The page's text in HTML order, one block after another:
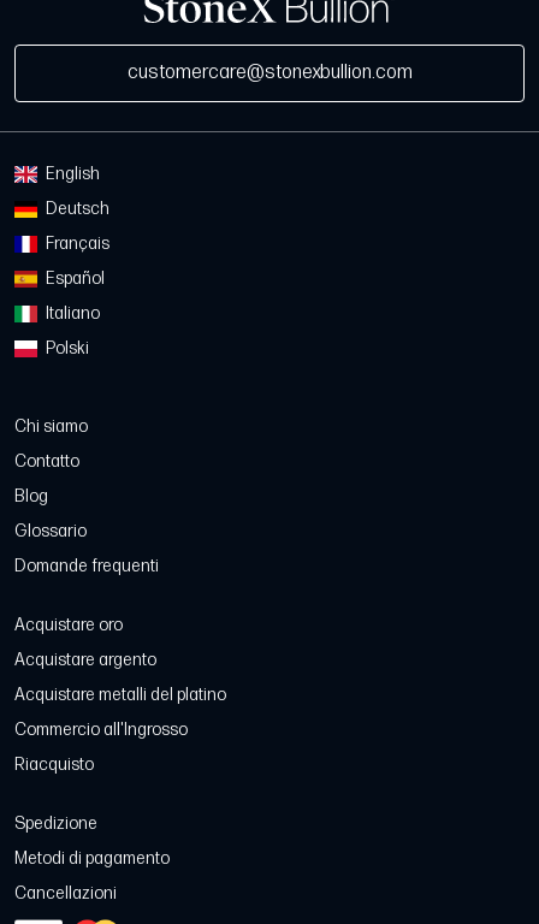
customercare@stonexbullion.com
English
Deutsch
Français
Español
Italiano
Polski
Chi siamo
Contatto
Blog
Glossario
Domande frequenti
Acquistare oro
Acquistare argento
Acquistare metalli del platino
Commercio all'Ingrosso
Riacquisto
Spedizione
Metodi di pagamento
Cancellazioni